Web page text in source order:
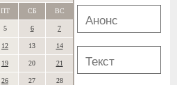
ПТ СБ ВС
5 6 7
12 13 14
19 20 21
26 27 28